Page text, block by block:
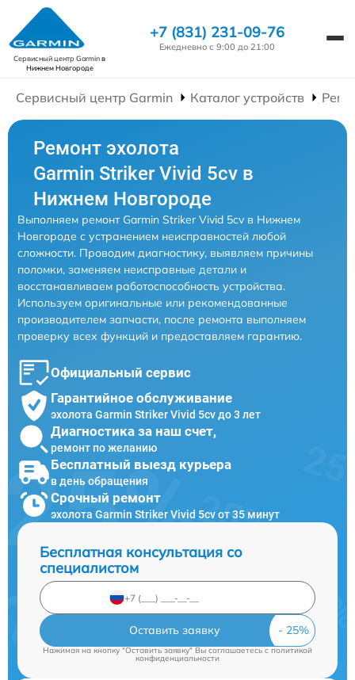
Сервисный центр Garminв
Нижнем Новгороде
+7 (831) 231-09-76
Ежедневно с 9:00 до 21:00
Сервисный центр Garmin Каталог устройств
Ремонт эхолота
Garmin Striker Vivid 5cv в
Нижнем Новгороде
Выполняем ремонт Garmin Striker Vivid 5cv в Нижнем
Новгороде с устранением неисправностей любой
сложности. Проводим диагностику, выявляем причины
поломки, заменяем неисправные детали и
восстанавливаем работоспособность устройства.
Используем оригинальные или рекомендованные
производителем запчасти, после ремонта выполняем
проверку всех функций и предоставляем гарантию.
Официальный сервис
Гарантийное обслуживание
эхолота Garmin Striker Vivid 5cv до 3 лет
Диагностика за наш счет,
ремонт по желанию
Бесплатный выезд курьера
в день обращения
Срочный ремонт
эхолота Garmin Striker Vivid 5cv от 35 минут
Бесплатная консультация со
специалистом
Оставить заявку
Нажимая на кнопку "Оставить заявку" Вы соглашаетесь cполитикой
конфиденциальности